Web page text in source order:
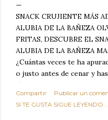
SNACK CRUJIENTE MÁS
ALUBIA DE LA BAÑEZA
FRITAS, DESCUBRE EL
ALUBIA DE LA BAÑEZA
¿Cuántas veces te ha
o justo antes de cenar y
típicas patatas de bolsa,
ultraprocesados llenos de
Todos hemos estado ahí.
Compartir
Publicar un
SI TE GUSTA SIGUE